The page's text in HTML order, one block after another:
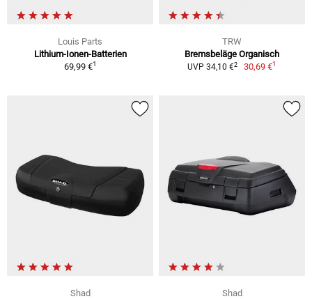
Louis Parts
Lithium-Ionen-Batterien
69,99 €1
TRW
Bremsbeläge Organisch
UVP 34,10 €2 30,69 €1
Shad
Shad